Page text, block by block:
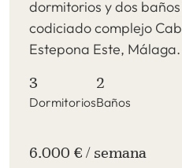
dormitorios y dos
codiciado complejo
Estepona Este,
3
Dormitorios
2
Baños
6.000 € / semana